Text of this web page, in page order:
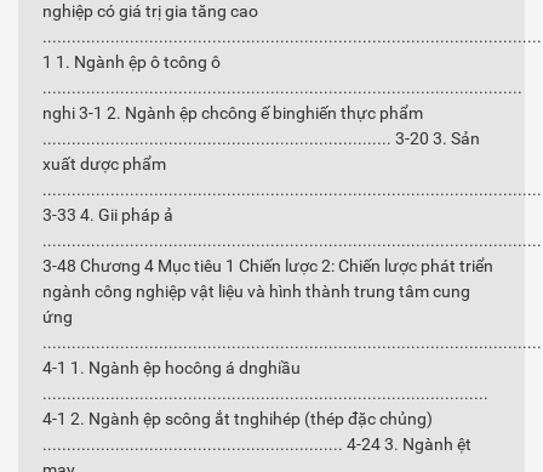
nghiệp có giá trị gia tăng cao
1 1. Ngành ệp ô tcông ô
...................................................................................................
nghi 3-1 2. Ngành ệp chcông ế binghiến thực phẩm
........................................................................ 3-20 3. Sản
xuất dược phẩm
.......................................................................................................
3-33 4. Gii pháp ả
3-48 Chương 4 Mục tiêu 1 Chiến lược 2: Chiến lược phát triển
ngành công nghiệp vật liệu và hình thành trung tâm cung
ứng
4-1 1. Ngành ệp hocông á dnghiầu
............................................................................................
4-1 2. Ngành ệp scông ắt tnghihép (thép đặc chủng)
.............................................................. 4-24 3. Ngành ệt